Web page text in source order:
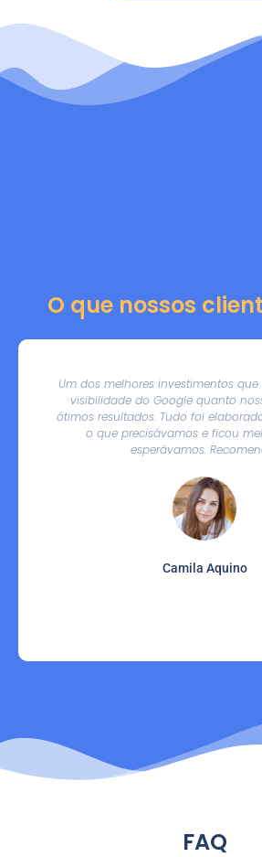
O que nossos
Um dos melhores investimentos que
visibilidade do Google quanto
ótimos resultados. Tudo foi
o que precisávamos e ficou
esperávamos.
Camila Aquino
FAQ